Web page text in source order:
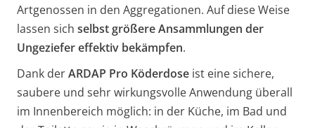
Artgenossen in den Aggregationen. Auf diese Weise
lassen sich selbst größere Ansammlungen der
Ungeziefer effektiv bekämpfen.
Dank derARDAP Pro Köderdose ist eine sichere,
saubere und sehr wirkungsvolle Anwendung überall
im Innenbereich möglich: in der Küche, im Bad und